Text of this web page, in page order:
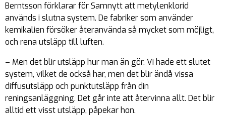
Berntsson förklarar för Samnytt att metylenklorid
används i slutna system. De fabriker som använder
kemikalien försöker återanvända så mycket som möjligt,
och rena utsläpp till luften.
– Men det blir utsläpp hur man än gör. Vi hade ett slutet
system, vilket de också har, men det blir ändå vissa
diffusutsläpp och punktutsläpp från din
reningsanläggning. Det går inte att återvinna allt. Det blir
alltid ett visst utsläpp, påpekar hon.